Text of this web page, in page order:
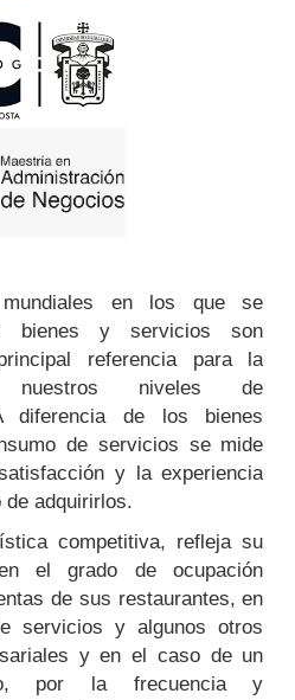
mundiales en los que se
bienes y servicios son
referencia para la
nuestros niveles de
diferencia de los bienes
de servicios se mide
y la experiencia
adquirirlos.
competitiva, refleja su
el grado de ocupación
de sus restaurantes, en
servicios y algunos otros
y en el caso de un
por la frecuencia y